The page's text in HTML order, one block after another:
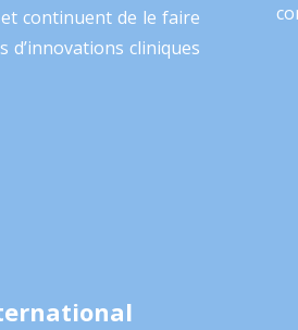
continuent de le faire
d’innovations cliniques